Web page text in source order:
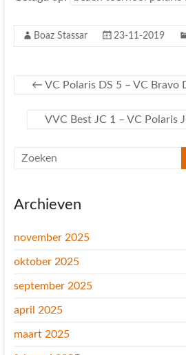
Boaz Stassar 23-11-2019
← VC Polaris DS 5 – VC Bravo
VVC Best JC 1 – VC Polaris
Archieven
november 2025
oktober 2025
september 2025
april 2025
maart 2025